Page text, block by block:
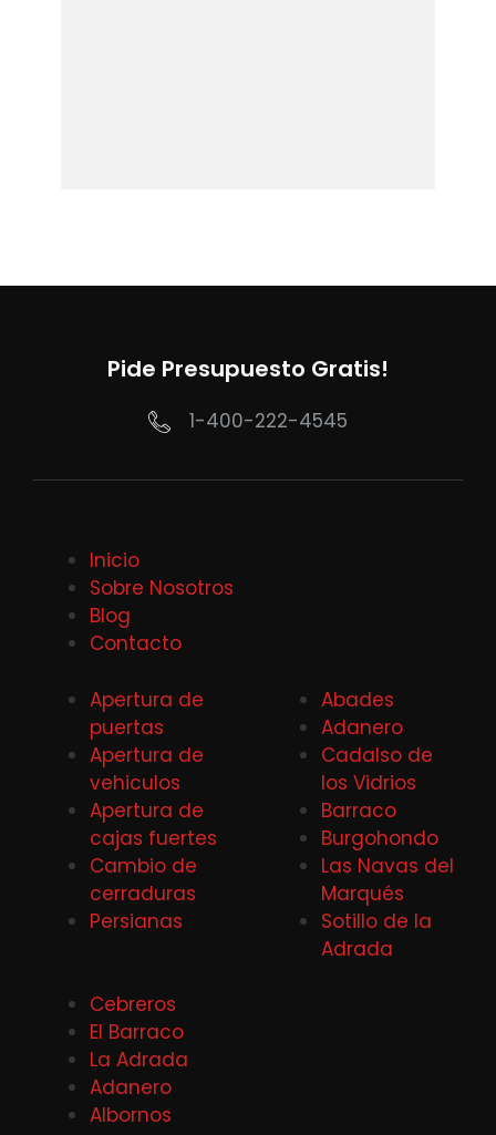
Pide Presupuesto Gratis!
1-400-222-4545
Inicio
Sobre Nosotros
Blog
Contacto
Apertura de
puertas
Apertura de
vehiculos
Apertura de
cajas fuertes
Cambio de
cerraduras
Persianas
Abades
Adanero
Cadalso de
los Vidrios
Barraco
Burgohondo
Las Navas del
Marqués
Sotillo de la
Adrada
Cebreros
El Barraco
La Adrada
Adanero
Albornos